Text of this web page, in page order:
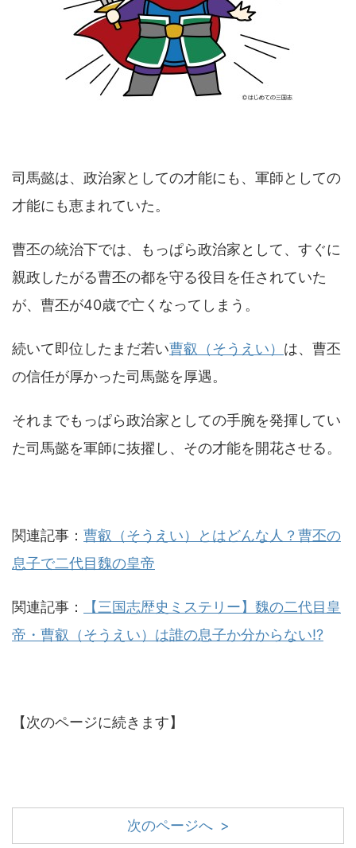
司馬懿は、政治家としての才能にも、軍師としての
才能にも恵まれていた。
曹丕の統治下では、もっぱら政治家として、すぐに
親政したがる曹丕の都を守る役目を任されていた
が、曹丕が40歳で亡くなってしまう。
続いて即位したまだ若い曹叡（そうえい） は、曹丕
の信任が厚かった司馬懿を厚遇。
それまでもっぱら政治家としての手腕を発揮してい
た司馬懿を軍師に抜擢し、その才能を開花させる。
関連記事： 曹叡（そうえい）とはどんな人？曹丕の
息子で二代目魏の皇帝
関連記事：
【三国志歴史ミステリー】魏の二代目皇
帝・曹叡（そうえい）は誰の息子か分からない!?
【次のページに続きます】
次のページへ >